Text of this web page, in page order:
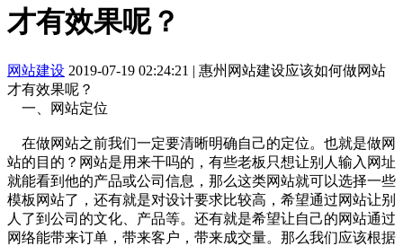
才有效果呢？
网站建设 2019-07-19 02:24:21 | 惠州网站建设应该如何做网站
才有效果呢？
一、网站定位
在做网站之前我们一定要清晰明确自己的定位。也就是做网
站的目的？网站是用来干吗的，有些老板只想让别人输入网址
就能看到他的产品或公司信息，那么这类网站就可以选择一些
模板网站了，还有就是对设计要求比较高，希望通过网站让别
人了到公司的文化、产品等。还有就是希望让自己的网站通过
网络能带来订单，带来客户，带来成交量。那么我们应该根据